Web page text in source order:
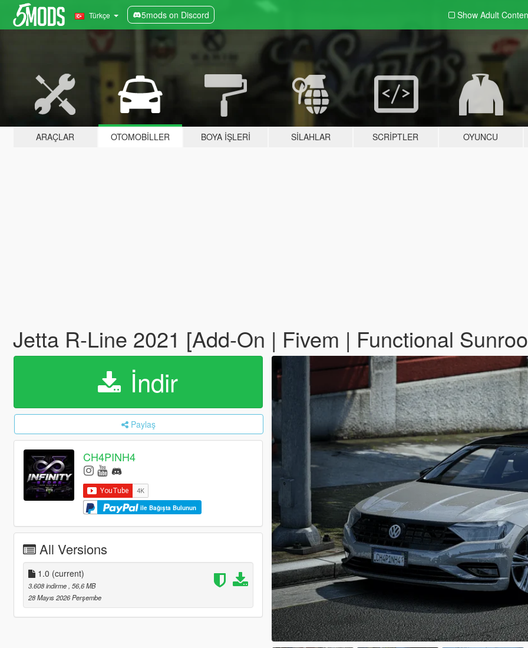
Türkçe 5mods on Discord Show Adult
ARAÇLAR OTOMOBILLER BOYA İŞLERI SILAHLAR SCRIPTLER OYUNCU
Jetta R-Line 2021 [Add-On | Fivem | Functional
İndir
Paylaş
CH4PINH4
ile Bağışta Bulunun
All Versions
1.0 (current)
3.608 indirme , 56,6 MB
28 Mayıs 2026 Perşembe